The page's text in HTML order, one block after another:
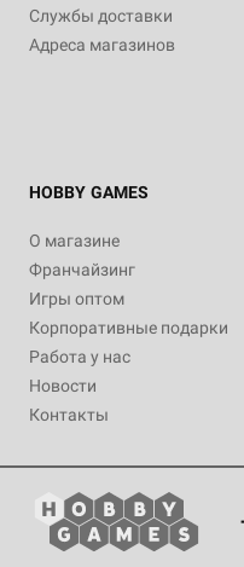
Службы доставки
Адреса магазинов
HOBBY GAMES
О магазине
Франчайзинг
Игры оптом
Корпоративные подарки
Работа у нас
Новости
Контакты